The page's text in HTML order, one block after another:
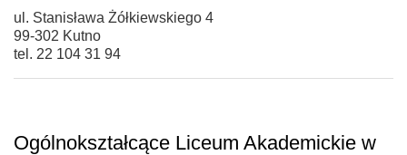
ul. Stanisława Żółkiewskiego 4
99-302 Kutno
tel. 22 104 31 94
Ogólnokształcące Liceum Akademickie w